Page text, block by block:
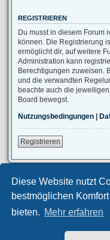
Diese Website nutzt
bestmöglichen
bieten. Mehr erfahren
REGISTRIEREN
Du musst in diesem Forum
können. Die Registrierung
ermöglicht dir, auf weitere
Administration kann
Berechtigungen zuweisen.
und die verwandten
beachte auch die
Board bewegst.
Nutzungsbedingungen |
Registrieren
Foren-Übersicht
Privates